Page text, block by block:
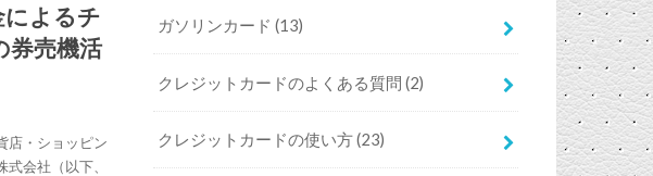
によるチ
券売機活
店・ショッピン
会社（以下、
ガソリンカード(13)
クレジットカードのよくある質問(2)
クレジットカードの使い方(23)